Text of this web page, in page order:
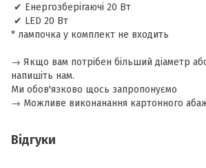
✔ Енергозберігаючі 20 Вт
✔ LED 20 Вт
* лампочка у комплект не входить
→ Якщо вам потрібен більший діаметр
напишіть нам.
Ми обов'язково щось запропонуємо
​→ Можливе виконанання картонного
Відгуки